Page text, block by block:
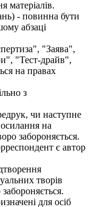
матеріалів.
- повинна бути
абзаці
"Заява",
"Тест-драйв",
на правах
з
чи наступне
на
забороняється.
є автор
творів
для осіб